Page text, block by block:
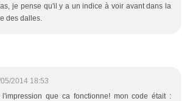
je pense qu'il y a un indice à voir avant dans la
des dalles.
2014 18:53
que ca fonctionne! mon code était :